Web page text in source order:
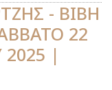
- ΒΙΒΗ
22
|